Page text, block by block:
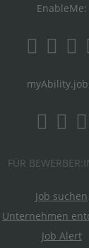
EnableMe:
FÜR
Job suchen
Unternehmen
Job Alert